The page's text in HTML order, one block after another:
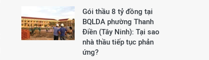
Gói thầu 8 tỷ đồng tại
BQLDA phường Thanh
Điền (Tây Ninh): Tại sao
nhà thầu tiếp tục phản
ứng?